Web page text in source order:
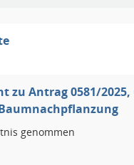
zu Antrag 0581/
genommen